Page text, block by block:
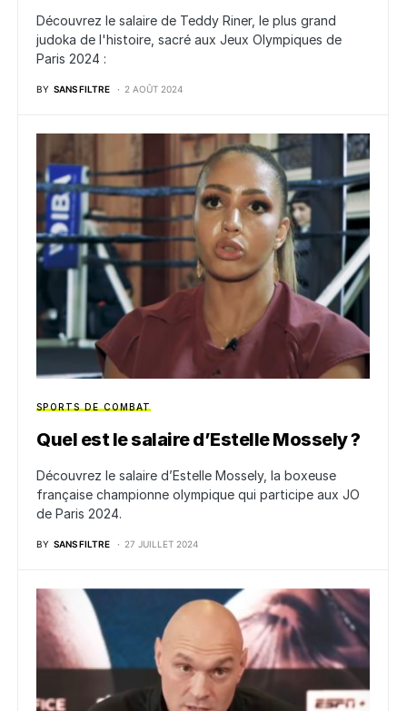
Découvrez le salaire de Teddy Riner, le plus grand
judoka de l'histoire, sacré aux Jeux Olympiques de
Paris 2024 :
BY SANS FILTRE 2 AOÛT 2024
SPORTS DE COMBAT
Quel est le salaire d’Estelle Mossely ?
Découvrez le salaire d’Estelle Mossely, la boxeuse
française championne olympique qui participe aux JO
de Paris 2024.
BY SANS FILTRE 27 JUILLET 2024